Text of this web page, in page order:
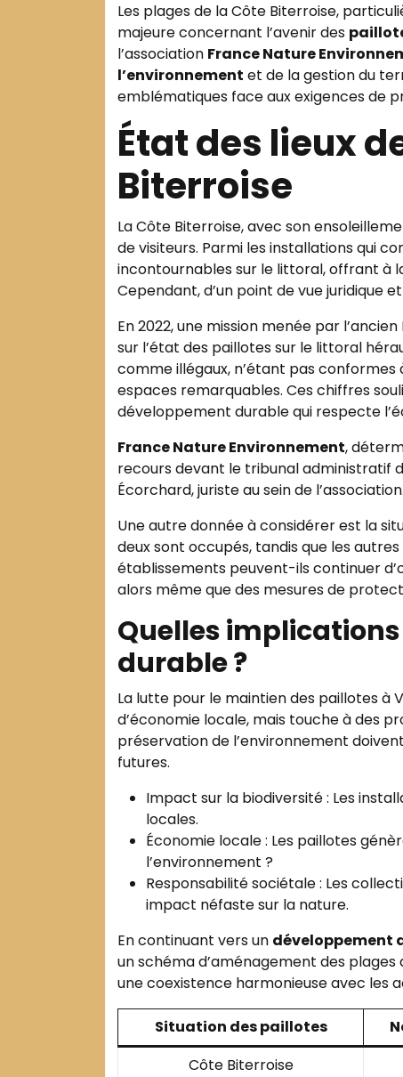
Les plages de la Côte Biterroise,
majeure concernant l’avenir des
l’association France Nature
l’environnement et de la gestion du
emblématiques face aux exigences de
État des lieux
Biterroise
La Côte Biterroise, avec son
de visiteurs. Parmi les installations qui
incontournables sur le littoral, offrant à
Cependant, d’un point de vue juridique
En 2022, une mission menée par
sur l’état des paillotes sur le littoral
comme illégaux, n’étant pas
espaces remarquables. Ces chiffres
développement durable qui respecte
France Nature Environnement,
recours devant le tribunal administratif
Écorchard, juriste au sein de l’association.
Une autre donnée à considérer est la
deux sont occupés, tandis que les
établissements peuvent-ils continuer
alors même que des mesures de
Quelles
durable ?
La lutte pour le maintien des paillotes à
d’économie locale, mais touche à des
préservation de l’environnement
futures.
Impact sur la biodiversité : Les
locales.
Économie locale : Les paillotes
l’environnement ?
Responsabilité sociétale : Les
impact néfaste sur la nature.
En continuant vers un développement
un schéma d’aménagement des
une coexistence harmonieuse avec les
Situation des paillotes
Côte Biterroise